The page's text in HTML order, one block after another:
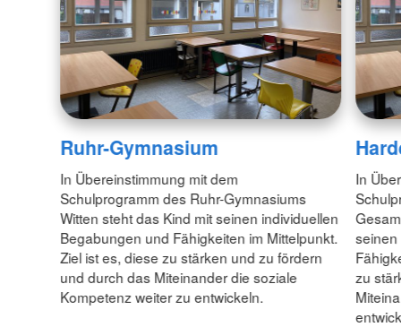
Ruhr-Gymnasium
In Übereinstimmung mit dem
Schulprogramm des Ruhr-Gymnasiums
Witten steht das Kind mit seinen individuellen
Begabungen und Fähigkeiten im Mittelpunkt.
Ziel ist es, diese zu stärken und zu fördern
und durch das Miteinander die soziale
Kompetenz weiter zu entwickeln.
In
zu